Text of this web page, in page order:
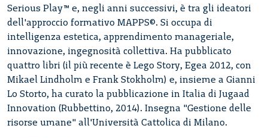
Serious Play™ e, negli anni successivi, è tra gli ideatori
dell'approccio formativo MAPPS©. Si occupa di
intelligenza estetica, apprendimento manageriale,
innovazione, ingegnosità collettiva. Ha pubblicato
quattro libri (il più recente è Lego Story, Egea 2012, con
Mikael Lindholm e Frank Stokholm) e, insieme a Gianni
Lo Storto, ha curato la pubblicazione in Italia di Jugaad
Innovation (Rubbettino, 2014). Insegna "Gestione delle
risorse umane" all'Università Cattolica di Milano.